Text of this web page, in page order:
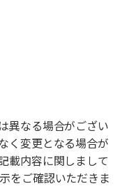
異なる場合がござい
く変更となる場合が
載内容に関しまして
をご確認いただきま